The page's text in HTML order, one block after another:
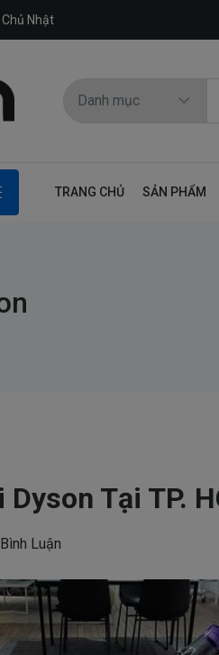
Nhật
TRANG CHỦ SẢN PHẨM
Tại TP.
Bình Luận